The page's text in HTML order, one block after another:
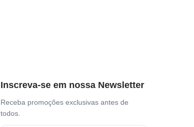
Inscreva-se em nossa Newsletter
Receba promoções exclusivas antes de
todos.